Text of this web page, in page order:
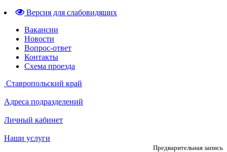
Версия для слабовидящих
Вакансии
Новости
Вопрос-ответ
Контакты
Схема проезда
Ставропольский край
Адреса подразделений
Личный кабинет
Наши услуги
Предварительная запись